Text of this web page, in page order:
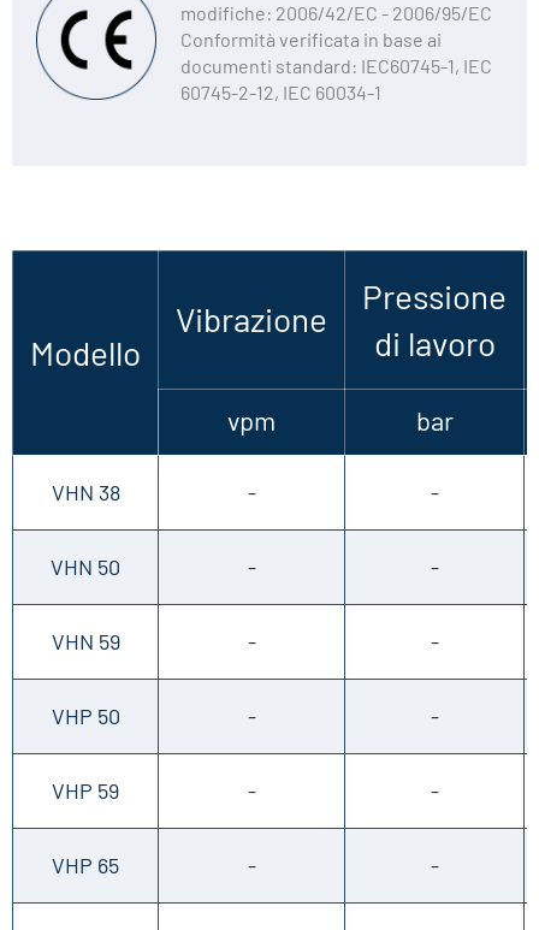
modifiche: 2006/42/EC - 2006/95/EC
Conformità verificata in base ai
documenti standard: IEC60745-1, IEC
60745-2-12, IEC 60034-1
Modello
Vibrazione
Pressione
di lavoro
vpm bar
VHN 38 - -
VHN 50 - -
VHN 59 - -
VHP 50 - -
VHP 59 - -
VHP 65 - -